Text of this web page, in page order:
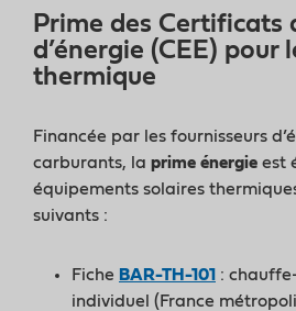
Prime des Certificats
d’énergie (CEE) pour
thermique
Financée par les fournisseurs
carburants, la prime énergie est
équipements solaires
suivants :
Fiche BAR-TH-101 :
individuel (France